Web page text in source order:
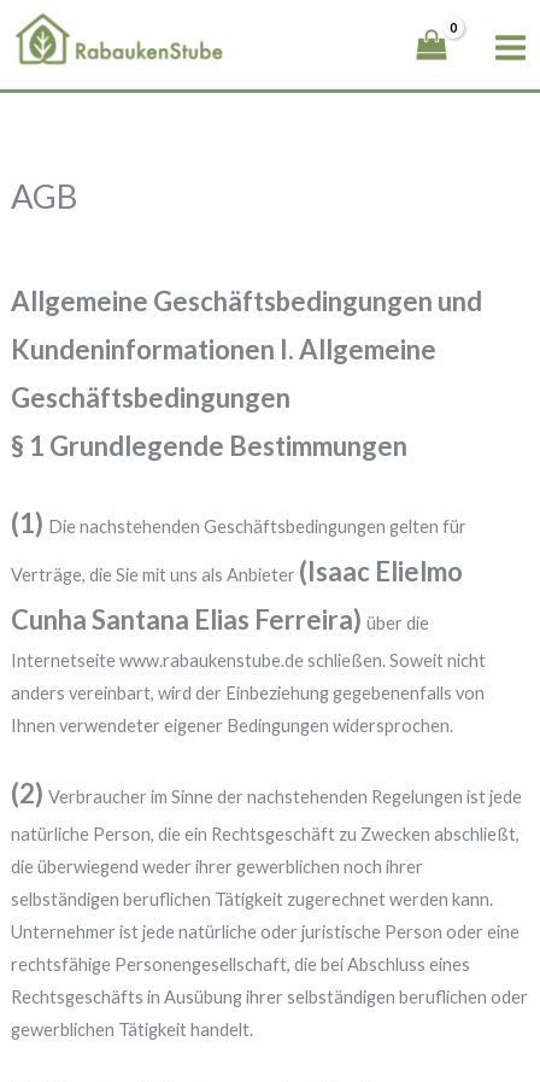
Inhalt
springen
AGB
Allgemeine Geschäftsbedingungen und
Kundeninformationen I. Allgemeine
Geschäftsbedingungen
§ 1 Grundlegende Bestimmungen
(1) Die nachstehenden Geschäftsbedingungen gelten für
Verträge, die Sie mit uns als Anbieter (Isaac Elielmo
Cunha Santana Elias Ferreira) über die
Internetseite www.rabaukenstube.de schließen. Soweit nicht
anders vereinbart, wird der Einbeziehung gegebenenfalls von
Ihnen verwendeter eigener Bedingungen widersprochen.
(2) Verbraucher im Sinne der nachstehenden Regelungen ist jede
natürliche Person, die ein Rechtsgeschäft zu Zwecken abschließt,
die überwiegend weder ihrer gewerblichen noch ihrer
selbständigen beruflichen Tätigkeit zugerechnet werden kann.
Unternehmer ist jede natürliche oder juristische Person oder eine
rechtsfähige Personengesellschaft, die bei Abschluss eines
Rechtsgeschäfts in Ausübung ihrer selbständigen beruflichen oder
gewerblichen Tätigkeit handelt.